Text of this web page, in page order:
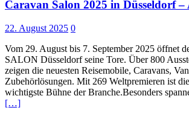
Caravan Salon 2025 in Düsseldorf –
22. August 2025 0
Vom 29. August bis 7. September 2025 öffnet
SALON Düsseldorf seine Tore. Über 800
zeigen die neuesten Reisemobile, Caravans,
Zubehörlösungen. Mit 269 Weltpremieren ist
wichtigste Bühne der Branche.Besonders
[…]